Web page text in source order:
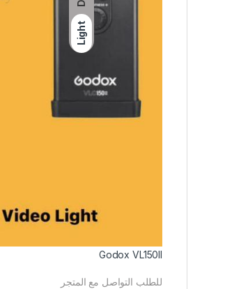
Light
Godox VL150II
للطلب التواصل مع المتجر